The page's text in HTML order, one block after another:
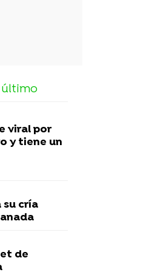
último
viral por
y tiene un
su cría
de